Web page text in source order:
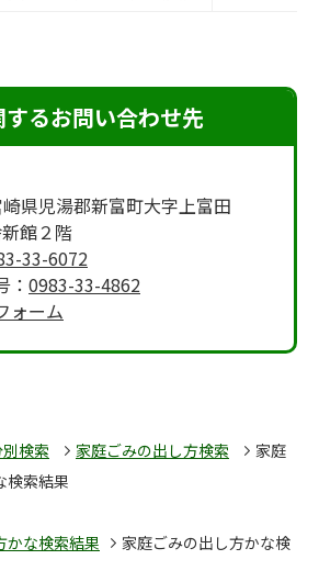
るお問い合わせ先
県児湯郡新富町大字上富田
館２階
33-6072
： 0983-33-4862
ォーム
検索 家庭ごみの出し方検索
家庭
検索結果
かな検索結果
家庭ごみの出し方かな検